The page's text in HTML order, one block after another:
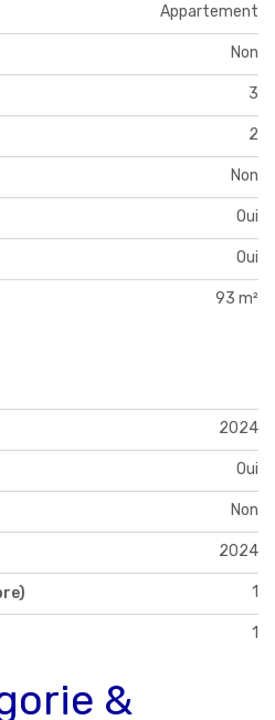
Appartement
Non
3
2
Non
Oui
Oui
93 m²
2024
Oui
Non
2024
1
1
&